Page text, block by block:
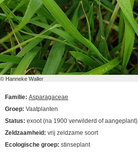
© Hanneke Waller
Familie: Asparagaceae
Groep: Vaatplanten
Status: exoot (na 1900 verwilderd of aangeplant)
Zeldzaamheid: vrij zeldzame soort
Ecologische groep: stinseplant